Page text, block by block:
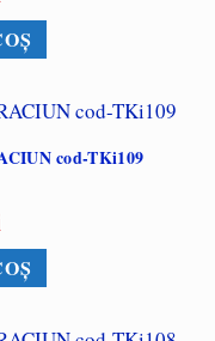
cod-TKi109